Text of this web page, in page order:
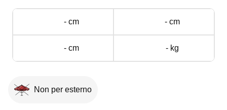
- cm - cm
- cm - kg
Non per esterno